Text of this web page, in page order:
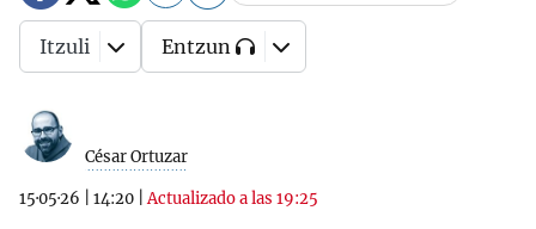
César Ortuzar
15·05·26 14:20 |Actualizado a las 19:25
Itzuli Entzun